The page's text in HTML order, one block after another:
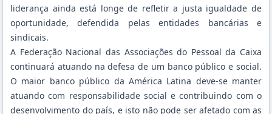
liderança ainda está longe de refletir a justa igualdade de
oportunidade, defendida pelas entidades bancárias e
sindicais.
A Federação Nacional das Associações do Pessoal da Caixa
continuará atuando na defesa de um banco público e social.
O maior banco público da América Latina deve-se manter
atuando com responsabilidade social e contribuindo com o
desenvolvimento do país, e isto não pode ser afetado com as